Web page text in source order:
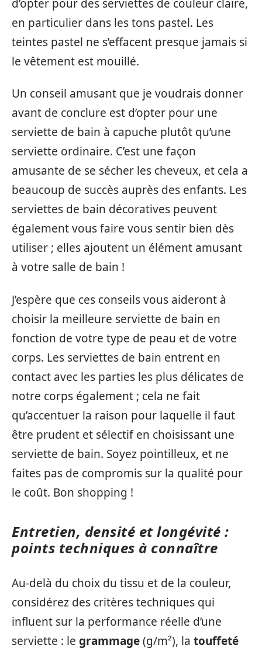
d’opter pour des serviettes de couleur claire,
en particulier dans les tons pastel. Les
teintes pastel ne s’effacent presque jamais si
le vêtement est mouillé.
Un conseil amusant que je voudrais donner
avant de conclure est d’opter pour une
serviette de bain à capuche plutôt qu’une
serviette ordinaire. C’est une façon
amusante de se sécher les cheveux, et cela a
beaucoup de succès auprès des enfants. Les
serviettes de bain décoratives peuvent
également vous faire vous sentir bien dès
utiliser ; elles ajoutent un élément amusant
à votre salle de bain !
J’espère que ces conseils vous aideront à
choisir la meilleure serviette de bain en
fonction de votre type de peau et de votre
corps. Les serviettes de bain entrent en
contact avec les parties les plus délicates de
notre corps également ; cela ne fait
qu’accentuer la raison pour laquelle il faut
être prudent et sélectif en choisissant une
serviette de bain. Soyez pointilleux, et ne
faites pas de compromis sur la qualité pour
le coût. Bon shopping !
Entretien, densité et longévité :
points techniques à connaître
Au-delà du choix du tissu et de la couleur,
considérez des critères techniques qui
influent sur la performance réelle d’une
serviette : le grammage(g/m²), la touffeté